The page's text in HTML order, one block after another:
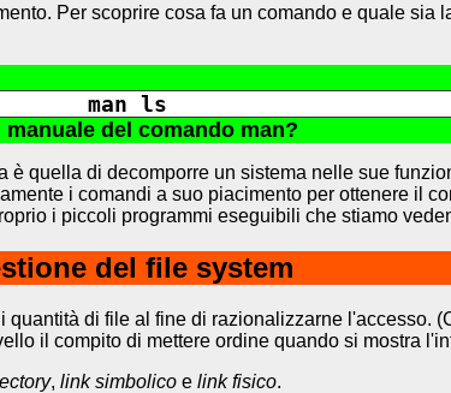
Per scoprire cosa fa un comando e quale sia
man ls
del comando man?
quella di decomporre un sistema nelle sue
i comandi a suo piacimento per ottenere il
i piccoli programmi eseguibili che stiamo
del file system
di file al fine di razionalizzarne l'accesso.
il compito di mettere ordine quando si mostra
, link simbolico e link fisico.